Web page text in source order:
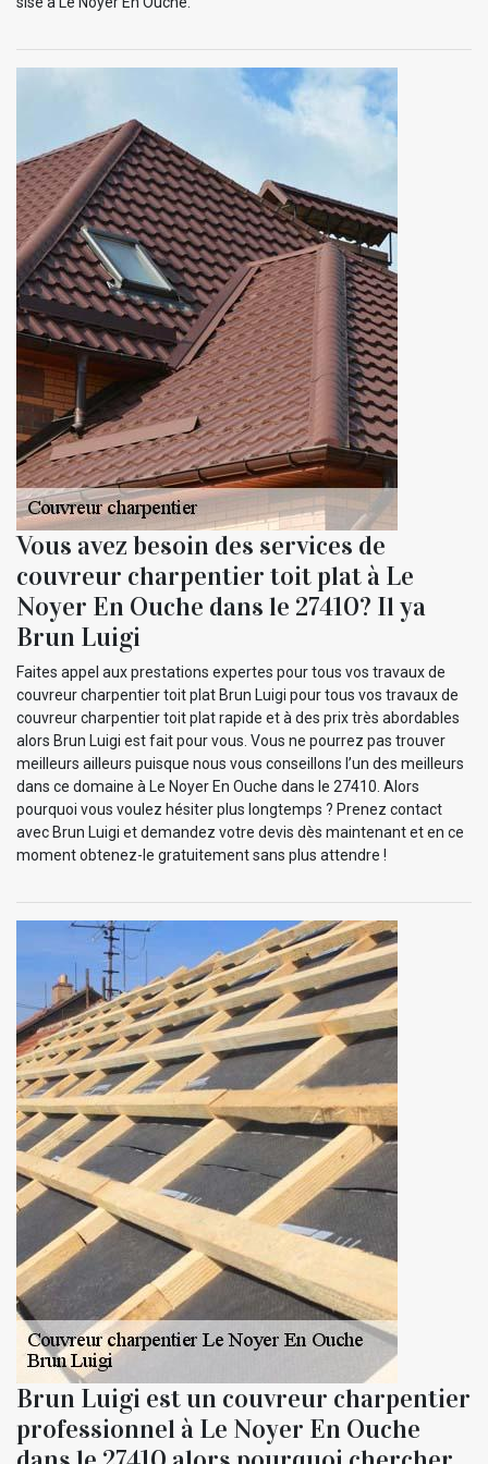
Vous avez besoin des services de
couvreur charpentier toit plat à Le
Noyer En Ouche dans le 27410? Il ya
Brun Luigi
Faites appel aux prestations expertes pour tous vos travaux de
couvreur charpentier toit plat Brun Luigi pour tous vos travaux de
couvreur charpentier toit plat rapide et à des prix très abordables
alors Brun Luigi est fait pour vous. Vous ne pourrez pas trouver
meilleurs ailleurs puisque nous vous conseillons l’un des meilleurs
dans ce domaine à Le Noyer En Ouche dans le 27410. Alors
pourquoi vous voulez hésiter plus longtemps ? Prenez contact
avec Brun Luigi et demandez votre devis dès maintenant et en ce
moment obtenez-le gratuitement sans plus attendre !
Brun Luigi est un couvreur charpentier
professionnel à Le Noyer En Ouche